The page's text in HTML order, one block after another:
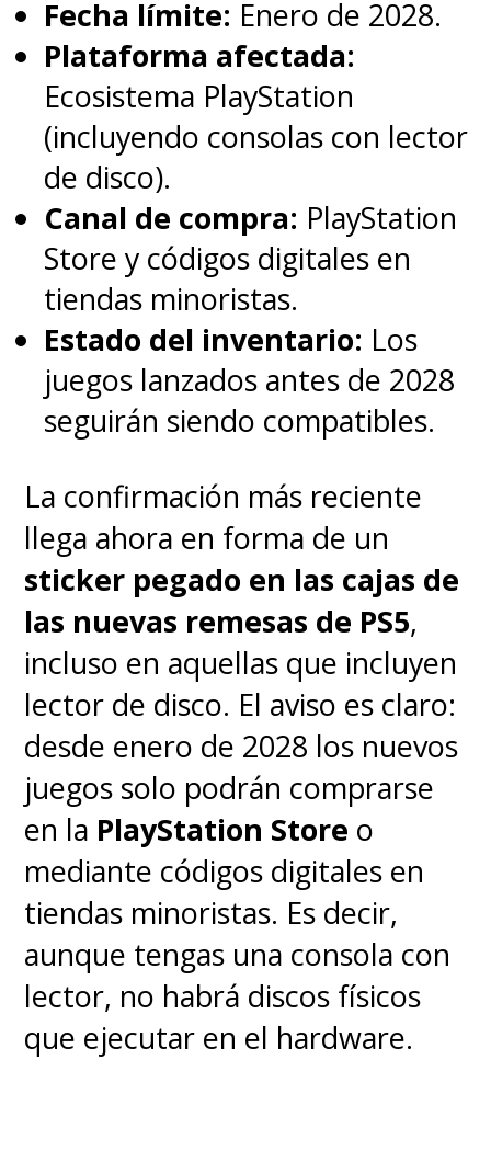
Fecha límite: Enero de 2028.
Plataforma afectada:
Ecosistema PlayStation
(incluyendo consolas con lector
de disco).
Canal de compra: PlayStation
Store y códigos digitales en
tiendas minoristas.
Estado del inventario: Los
juegos lanzados antes de 2028
seguirán siendo compatibles.
La confirmación más reciente
llega ahora en forma de un
sticker pegado en las cajas de
las nuevas remesas de PS5,
incluso en aquellas que incluyen
lector de disco. El aviso es claro:
desde enero de 2028 los nuevos
juegos solo podrán comprarse
en la PlayStation Store o
mediante códigos digitales en
tiendas minoristas. Es decir,
aunque tengas una consola con
lector, no habrá discos físicos
que ejecutar en el hardware.